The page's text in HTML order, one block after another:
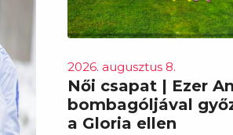
2026. augusztus 8.
Női csapat | Ezer
bombagóljával
a Gloria ellen